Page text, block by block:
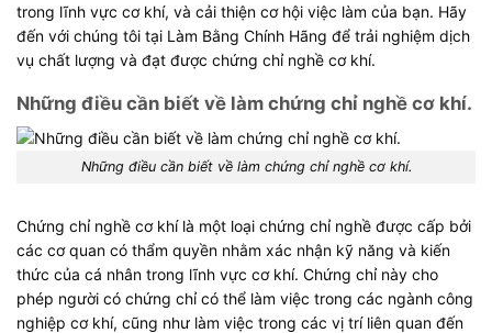
trong lĩnh vực cơ khí, và cải thiện cơ hội việc làm của bạn. Hãy
đến với chúng tôi tại Làm Bằng Chính Hãng để trải nghiệm dịch
vụ chất lượng và đạt được chứng chỉ nghề cơ khí.
Những điều cần biết về làm chứng chỉ nghề cơ khí.
Những điều cần biết về làm chứng chỉ nghề cơ khí.
Chứng chỉ nghề cơ khí là một loại chứng chỉ nghề được cấp bởi
các cơ quan có thẩm quyền nhằm xác nhận kỹ năng và kiến
thức của cá nhân trong lĩnh vực cơ khí. Chứng chỉ này cho
phép người có chứng chỉ có thể làm việc trong các ngành công
nghiệp cơ khí, cũng như làm việc trong các vị trí liên quan đến